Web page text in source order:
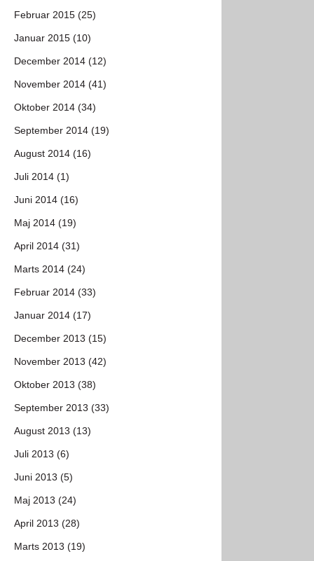
Februar 2015 (25)
Januar 2015 (10)
December 2014 (12)
November 2014 (41)
Oktober 2014 (34)
September 2014 (19)
August 2014 (16)
Juli 2014 (1)
Juni 2014 (16)
Maj 2014 (19)
April 2014 (31)
Marts 2014 (24)
Februar 2014 (33)
Januar 2014 (17)
December 2013 (15)
November 2013 (42)
Oktober 2013 (38)
September 2013 (33)
August 2013 (13)
Juli 2013 (6)
Juni 2013 (5)
Maj 2013 (24)
April 2013 (28)
Marts 2013 (19)